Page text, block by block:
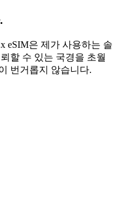
eSIM은 제가 사용하는 솔
할 수 있는 국경을 초월
번거롭지 않습니다.